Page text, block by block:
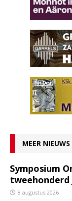
MEER NIEUWS
Symposium
8 augustus 2026